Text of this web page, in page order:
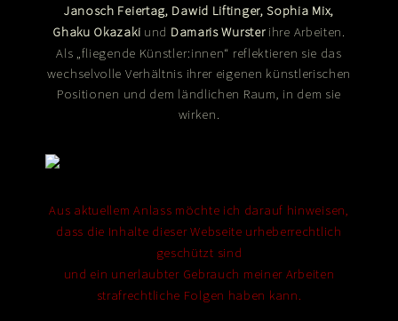
Janosch Feiertag, Dawid Liftinger, Sophia Mix,
Ghaku Okazaki und Damaris Wursterihre Arbeiten.
Als „fliegende Künstler:innen“ reflektieren sie das
wechselvolle Verhältnis ihrer eigenen künstlerischen
Positionen und dem ländlichen Raum, in dem sie
wirken.
Aus aktuellem Anlass möchte ich darauf hinweisen,
dass die Inhalte dieser Webseite urheberrechtlich
geschützt sind
und ein unerlaubter Gebrauch meiner Arbeiten
strafrechtliche Folgen haben kann.